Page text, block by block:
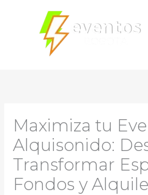
contenido
Maximiza tu
Alquisonido:
Transformar
Fondos y